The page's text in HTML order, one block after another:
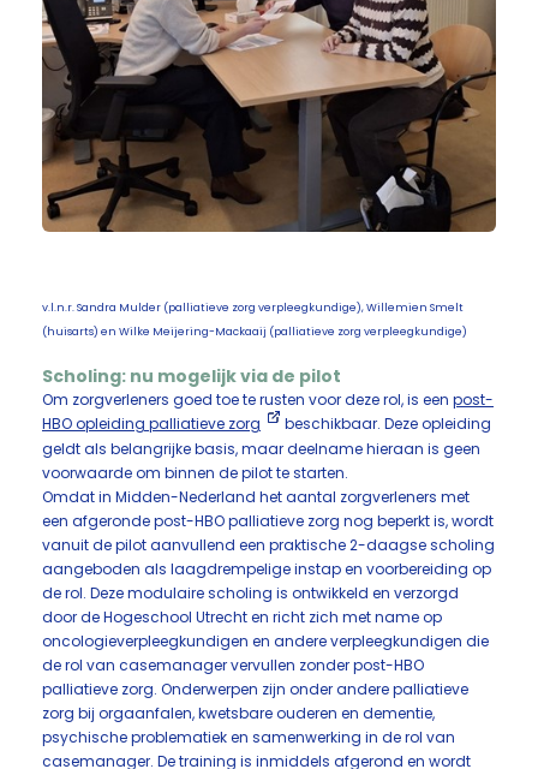
v.l.n.r. Sandra Mulder (palliatieve zorg verpleegkundige), Willemien Smelt
(huisarts) en Wilke Meijering-Mackaaij (palliatieve zorg verpleegkundige)
Scholing: nu mogelijk via de pilot
Om zorgverleners goed toe te rusten voor deze rol, is een post-
HBO opleiding palliatieve zorg
beschikbaar. Deze opleiding
geldt als belangrijke basis, maar deelname hieraan is geen
voorwaarde om binnen de pilot te starten.
Omdat in Midden-Nederland het aantal zorgverleners met
een afgeronde post-HBO palliatieve zorg nog beperkt is, wordt
vanuit de pilot aanvullend een praktische 2-daagse scholing
aangeboden als laagdrempelige instap en voorbereiding op
de rol. Deze modulaire scholing is ontwikkeld en verzorgd
door de Hogeschool Utrecht en richt zich met name op
oncologieverpleegkundigen en andere verpleegkundigen die
de rol van casemanager vervullen zonder post-HBO
palliatieve zorg. Onderwerpen zijn onder andere palliatieve
zorg bij orgaanfalen, kwetsbare ouderen en dementie,
psychische problematiek en samenwerking in de rol van
casemanager. De training is inmiddels afgerond en wordt